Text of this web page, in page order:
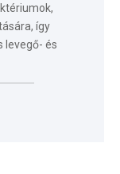
így
levegő- és